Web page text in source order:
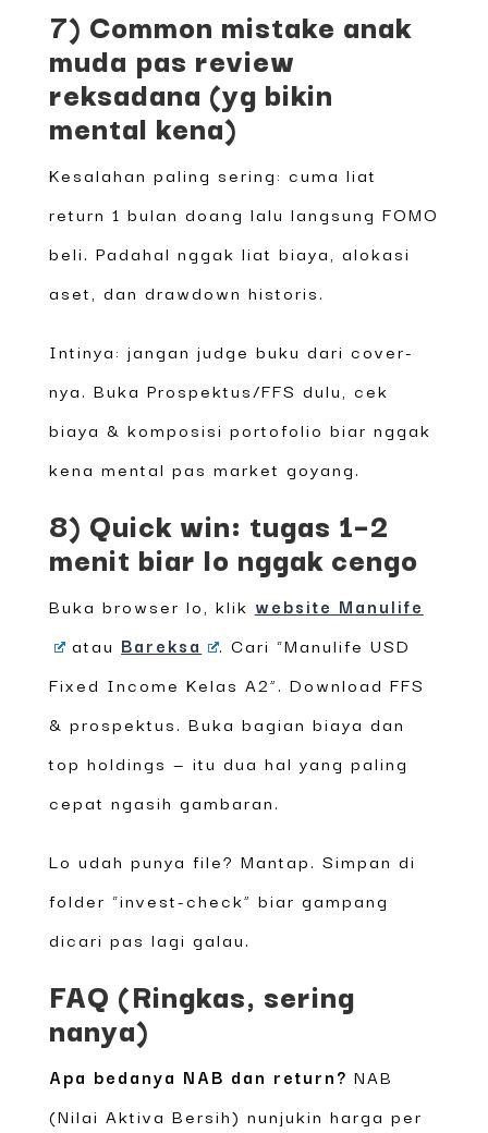
7) Common mistake anak
muda pas review
reksadana (yg bikin
mental kena)
Kesalahan paling sering: cuma liat
return 1 bulan doang lalu langsung FOMO
beli. Padahal nggak liat biaya, alokasi
aset, dan drawdown historis.
Intinya: jangan judge buku dari cover-
nya. Buka Prospektus/FFS dulu, cek
biaya & komposisi portofolio biar nggak
kena mental pas market goyang.
8) Quick win: tugas 1–2
menit biar lo nggak cengo
Buka browser lo, klik website Manulife
atau Bareksa
. Cari “Manulife USD
Fixed Income Kelas A2”. Download FFS
& prospektus. Buka bagian biaya dan
top holdings — itu dua hal yang paling
cepat ngasih gambaran.
Lo udah punya file? Mantap. Simpan di
folder “invest-check” biar gampang
dicari pas lagi galau.
FAQ (Ringkas, sering
nanya)
Apa bedanya NAB dan return? NAB
(Nilai Aktiva Bersih) nunjukin harga per